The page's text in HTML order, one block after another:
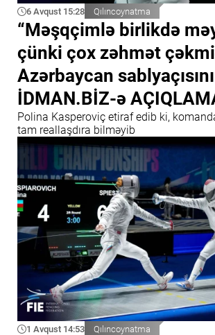
6 Avqust 15:28 Qılıncoynatma
“Məşqçimlə birlikdə
çünki çox zəhmət
Azərbaycan
İDMAN.BİZ-ə
Polina Kasperoviç etiraf edib ki,
tam reallaşdıra bilməyib
1 Avqust 14:53 Qılıncoynatma